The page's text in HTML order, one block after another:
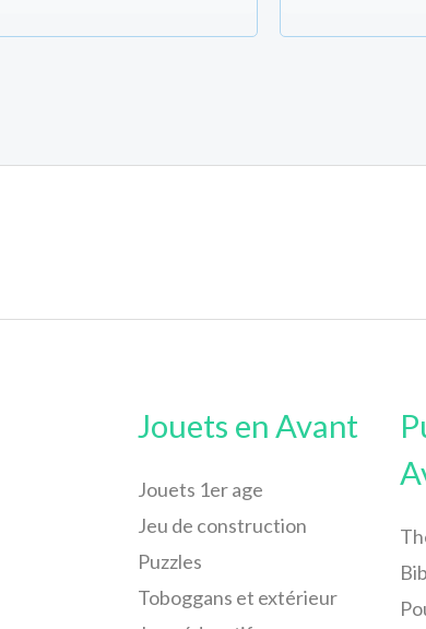
Jouets en Avant
Jouets 1er age
Jeu de construction
Puzzles
Toboggans et extérieur